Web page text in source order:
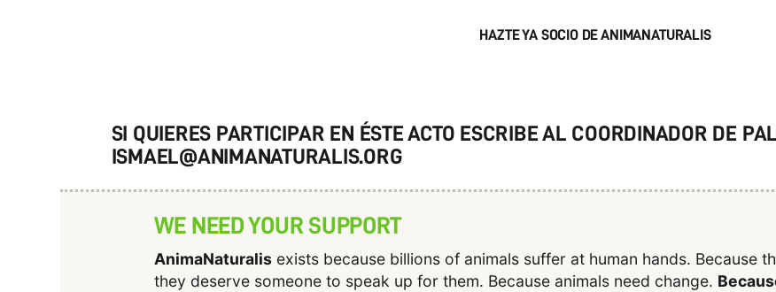
HAZTE YA SOCIO DE ANIMANATURALIS
SI QUIERES PARTICIPAR EN ÉSTE ACTO ESCRIBE AL COORDINADOR DE
ISMAEL@ANIMANATURALIS.ORG
WE NEED YOUR SUPPORT
AnimaNaturalisexists because billions of animals suffer at human hands. Because
they deserve someone to speak up for them. Because animals need change.